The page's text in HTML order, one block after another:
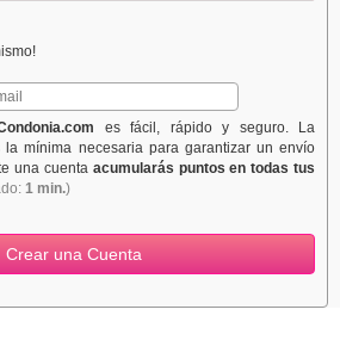
es fácil, rápido y seguro. La
la mínima necesaria para garantizar un envío
una cuenta acumularás puntos en todas tus
1 min.)